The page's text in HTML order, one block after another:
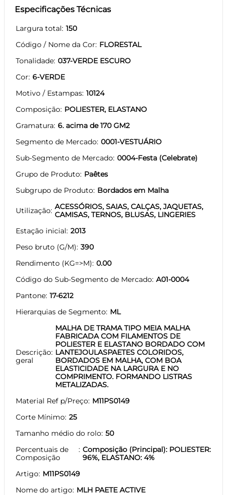
Especificações Técnicas
Largura total 150
Código / Nome da Cor FLORESTAL
Tonalidade 037-VERDE ESCURO
Cor 6-VERDE
Motivo / Estampas 10124
Composição POLIESTER, ELASTANO
Gramatura 6. acima de 170 GM2
Segmento de Mercado 0001-VESTUÁRIO
Sub-Segmento de Mercado 0004-Festa (Celebrate)
Grupo de Produto Paêtes
Subgrupo de Produto Bordados em Malha
Utilização ACESSÓRIOS, SAIAS, CALÇAS, JAQUETAS,
CAMISAS, TERNOS, BLUSAS, LINGERIES
Estação inicial 2013
Peso bruto (G/M) 390
Rendimento (KG=>M) 0.00
Código do Sub-Segmento de Mercado A01-0004
Pantone 17-6212
Hierarquias de Segmento ML
Descrição
geral
MALHA DE TRAMA TIPO MEIA MALHA
FABRICADA COM FILAMENTOS DE
POLIESTER E ELASTANO BORDADO COM
LANTEJOULASPAETES COLORIDOS,
BORDADOS EM MALHA, COM BOA
ELASTICIDADE NA LARGURA E NO
COMPRIMENTO. FORMANDO LISTRAS
METALIZADAS.
Material Ref p/Preço M11PS0149
Corte Mínimo 25
Tamanho médio do rolo 50
Percentuais de
Composição
Composição (Principal): POLIESTER:
96%, ELASTANO: 4%
Artigo M11PS0149
Nome do artigo MLH PAETE ACTIVE